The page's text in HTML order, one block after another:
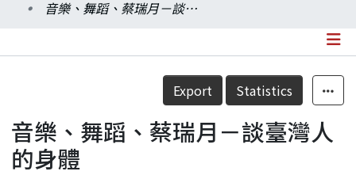
Statistics
音樂、舞蹈、蔡瑞月－談臺灣人的身體
Details
Export Statistics
音樂、舞蹈、蔡瑞月－談臺灣人
的身體